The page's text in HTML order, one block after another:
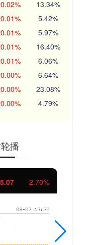
13.34%
5.42%
5.97%
16.40%
6.06%
6.64%
23.08%
4.79%
播
2.70%